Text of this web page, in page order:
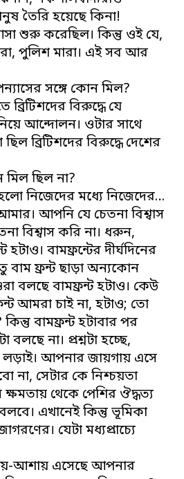
তৈরি হয়েছে কিনা!
শুরু করেছিল। কিন্তু ওই যে,
পুলিশ মারা। এই সব আর
সঙ্গে কোন মিল?
ব্রিটিশদের বিরুদ্ধে যে
আন্দোলন। ওটার সাথে
ব্রিটিশদের বিরুদ্ধে দেশের
ছিল না?
নিজেদের মধ্যে নিজেদের…
আপনি যে চেতনা বিশ্বাস
বিশ্বাস করি না। ধরুন,
বামফ্রন্টের দীর্ঘদিনের
ফ্রন্ট ছাড়া অন্যকোন
বলছে বামফ্রন্ট হটাও। কেউ
আমরা চাই না, হটাও; তো
বামফ্রন্ট হটাবার পর
না। প্রশ্নটা হচ্ছে,
আপনার জায়গায় এসে
না, সেটার কে নিশ্চয়তা
ক্ষমতায় থেকে পেশির ঔদ্ধত্য
এখানেই কিন্তু ভূমিকা
যেটা মধ্যপ্রাচ্যে
আশায় এসেছে আপনার